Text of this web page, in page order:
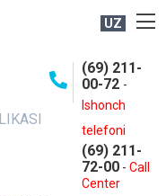
UZ
(69) 211-
00-72 -
Ishonch
telefoni
(69) 211-
72-00 - Call
Center